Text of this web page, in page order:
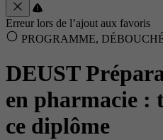
Erreur lors de l’ajout aux favoris
PROGRAMME,
DEUST
en pharmacie :
ce diplôme